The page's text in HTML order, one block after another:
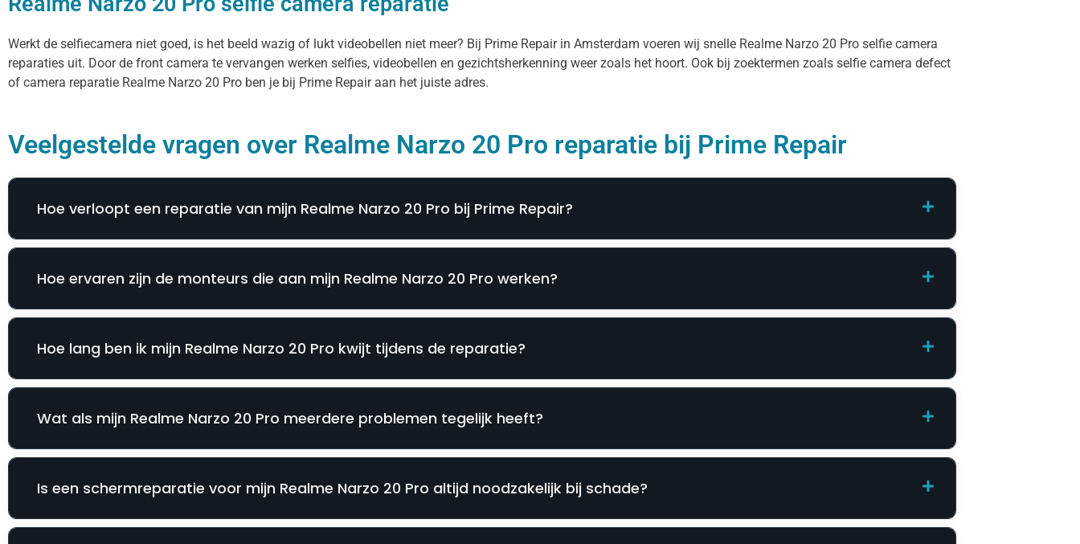
Werkt de selfiecamera niet goed, is het beeld wazig of lukt videobellen niet meer? Bij Prime Repair in Amsterdam voeren wij snelle Realme Narzo 20 Pro selfie camera
reparaties uit. Door de front camera te vervangen werken selfies, videobellen en gezichtsherkenning weer zoals het hoort. Ook bij zoektermen zoals selfie camera defect
of camera reparatie Realme Narzo 20 Pro ben je bij Prime Repair aan het juiste adres.
Veelgestelde vragen over Realme Narzo 20 Pro reparatie bij Prime Repair
Hoe verloopt een reparatie van mijn Realme Narzo 20 Pro bij Prime Repair?
Hoe ervaren zijn de monteurs die aan mijn Realme Narzo 20 Pro werken?
Hoe lang ben ik mijn Realme Narzo 20 Pro kwijt tijdens de reparatie?
Wat als mijn Realme Narzo 20 Pro meerdere problemen tegelijk heeft?
Is een schermreparatie voor mijn Realme Narzo 20 Pro altijd noodzakelijk bij schade?